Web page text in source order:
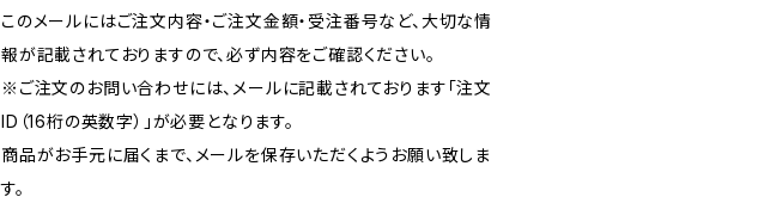
このメールにはご注文内容・ご注文金額・受注番号など、大切な情
報が記載されておりますので、必ず内容をご確認ください。
※ご注文のお問い合わせには、メールに記載されております「注文
ID（16桁の英数字）」が必要となります。
商品がお手元に届くまで、メールを保存いただくようお願い致しま
す。